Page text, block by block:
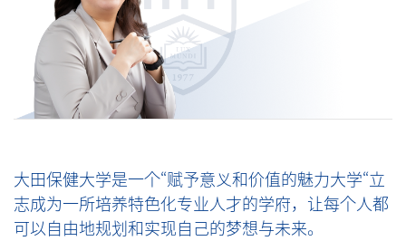
大田保健大学是一个“赋予意义和价值的魅力大学“立
志成为一所培养特色化专业人才的学府，让每个人都
可以自由地规划和实现自己的梦想与未来。